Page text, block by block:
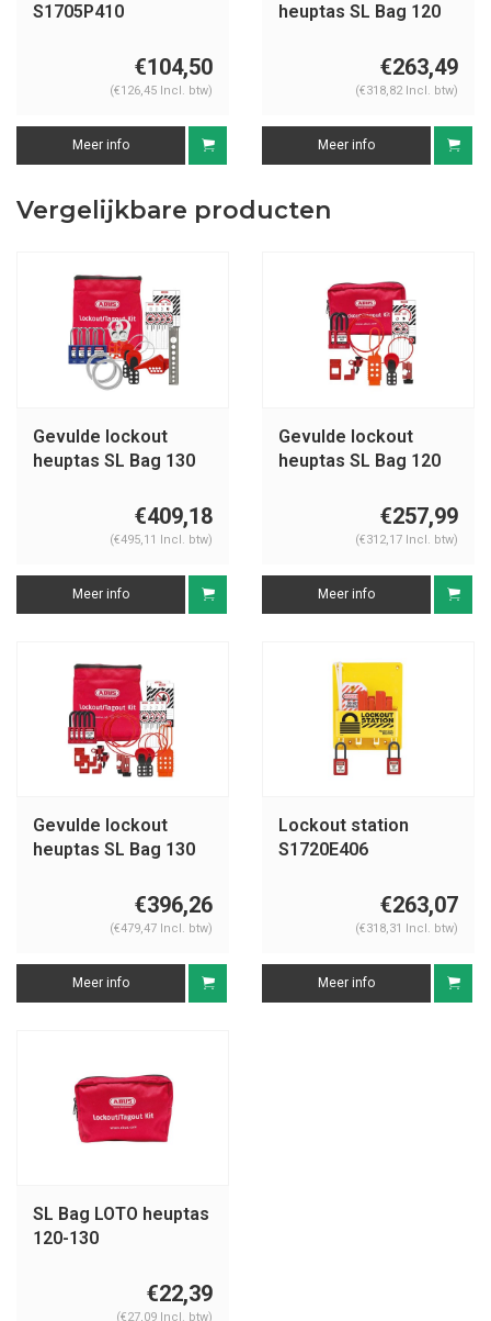
S1705P410
€104,50
(€126,45 Incl. btw)
Meer info
heuptas SL Bag 120
€263,49
(€318,82 Incl. btw)
Meer info
Vergelijkbare producten
Gevulde lockout
heuptas SL Bag 130
€409,18
(€495,11 Incl. btw)
Meer info
Gevulde lockout
heuptas SL Bag 120
€257,99
(€312,17 Incl. btw)
Meer info
Gevulde lockout
heuptas SL Bag 130
€396,26
(€479,47 Incl. btw)
Meer info
Lockout station
S1720E406
€263,07
(€318,31 Incl. btw)
Meer info
SL Bag LOTO heuptas
120-130
€22,39
(€27,09 Incl. btw)